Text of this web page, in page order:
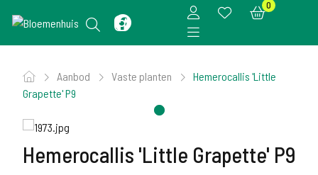
0
Aanbod Vaste planten
Hemerocallis 'Little
Grapette' P9
Hemerocallis 'Little Grapette' P9